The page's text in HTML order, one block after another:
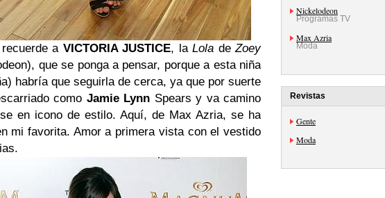
a VICTORIA JUSTICE, laLola deZoey
que se ponga a pensar, porque a esta niña
habría que seguirla de cerca, ya que por suerte
como Jamie Lynn Spears y va camino
en icono de estilo. Aquí, de Max Azria, se ha
mi favorita. Amor a primera vista con el vestido
Nickelodeon
Programas TV
Max Azria
Moda
Revistas
Gente
Moda